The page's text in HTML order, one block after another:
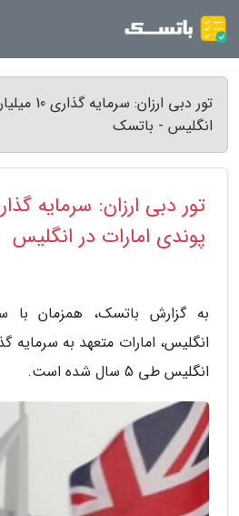
تور دبی
انگلیس - باتسک
پوندی امارات در انگلیس
به گزارش باتسک، همزمان با
انگلیس طی 5 سال شده است.